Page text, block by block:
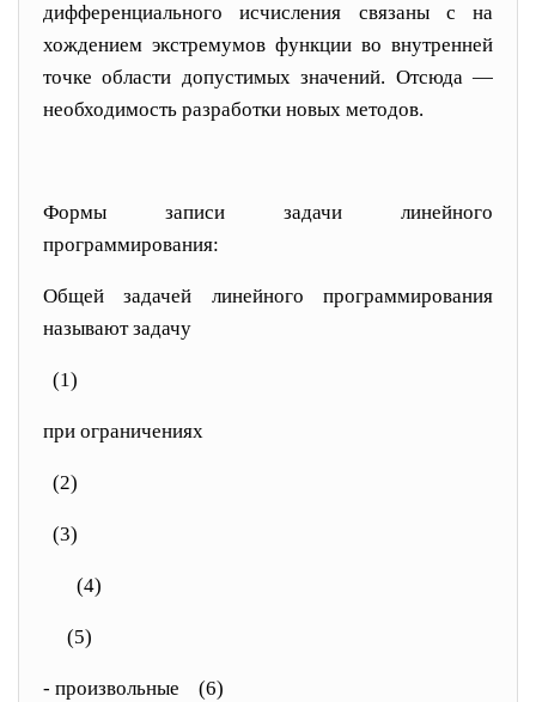
дифференциального исчисления связаны с на
хождением экстремумов функции во внутренней
точке области допустимых значений. Отсюда —
необходимость разработки новых методов.
Формы записи задачи линейного
программирования:
Общей задачей линейного программирования
называют задачу
(1)
при ограничениях
(2)
(3)
(4)
(5)
- произвольные (6)